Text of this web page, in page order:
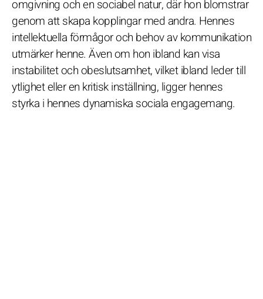
omgivning och en sociabel natur, där hon blomstrar
genom att skapa kopplingar med andra. Hennes
intellektuella förmågor och behov av kommunikation
utmärker henne. Även om hon ibland kan visa
instabilitet och obeslutsamhet, vilket ibland leder till
ytlighet eller en kritisk inställning, ligger hennes
styrka i hennes dynamiska sociala engagemang.